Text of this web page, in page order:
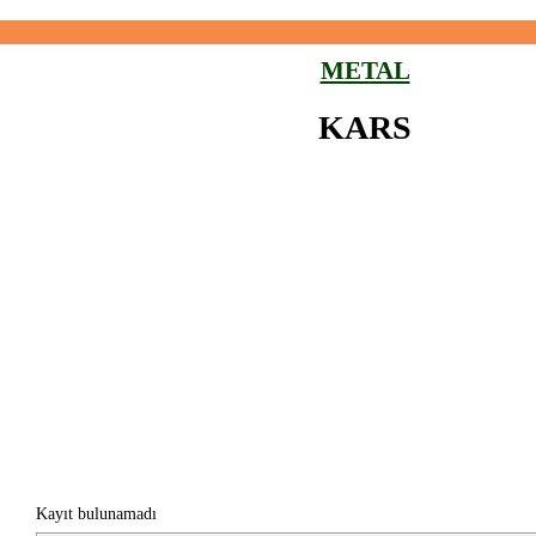
METAL
KARS
Kayıt bulunamadı